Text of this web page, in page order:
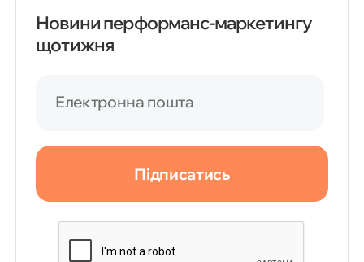
Новини перформанс-маркетингу
щотижня
Електронна пошта
Підписатись